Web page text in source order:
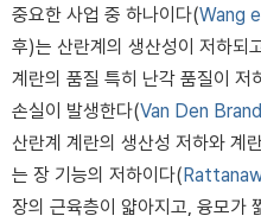
중요한 사업 중 하나이다(Wang
후)는 산란계의 생산성이 저하되
계란의 품질 특히 난각 품질이 저
손실이 발생한다(Van Den
산란계 계란의 생산성 저하와 계
는 장 기능의 저하이다(
장의 근육층이 얇아지고, 융모가